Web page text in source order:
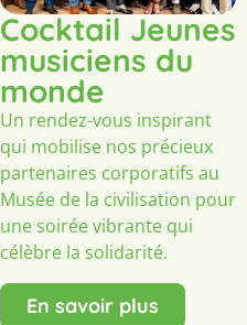
Cocktail Jeunes
musiciens du
monde
Un rendez-vous inspirant
qui mobilise nos précieux
partenaires corporatifs au
Musée de la civilisation pour
une soirée vibrante qui
célèbre la solidarité.
En savoir plus